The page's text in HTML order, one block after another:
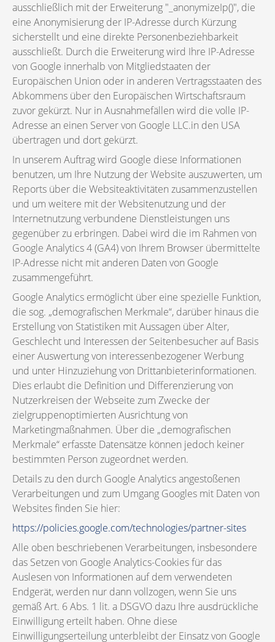
ausschließlich mit der Erweiterung "_anonymizeIp()", die
eine Anonymisierung der IP-Adresse durch Kürzung
sicherstellt und eine direkte Personenbeziehbarkeit
ausschließt. Durch die Erweiterung wird Ihre IP-Adresse
von Google innerhalb von Mitgliedstaaten der
Europäischen Union oder in anderen Vertragsstaaten des
Abkommens über den Europäischen Wirtschaftsraum
zuvor gekürzt. Nur in Ausnahmefällen wird die volle IP-
Adresse an einen Server von Google LLC.in den USA
übertragen und dort gekürzt.
In unserem Auftrag wird Google diese Informationen
benutzen, um Ihre Nutzung der Website auszuwerten, um
Reports über die Websiteaktivitäten zusammenzustellen
und um weitere mit der Websitenutzung und der
Internetnutzung verbundene Dienstleistungen uns
gegenüber zu erbringen. Dabei wird die im Rahmen von
Google Analytics 4 (GA4) von Ihrem Browser übermittelte
IP-Adresse nicht mit anderen Daten von Google
zusammengeführt.
Google Analytics ermöglicht über eine spezielle Funktion,
die sog. „demografischen Merkmale“, darüber hinaus die
Erstellung von Statistiken mit Aussagen über Alter,
Geschlecht und Interessen der Seitenbesucher auf Basis
einer Auswertung von interessenbezogener Werbung
und unter Hinzuziehung von Drittanbieterinformationen.
Dies erlaubt die Definition und Differenzierung von
Nutzerkreisen der Webseite zum Zwecke der
zielgruppenoptimierten Ausrichtung von
Marketingmaßnahmen. Über die „demografischen
Merkmale“ erfasste Datensätze können jedoch keiner
bestimmten Person zugeordnet werden.
Details zu den durch Google Analytics angestoßenen
Verarbeitungen und zum Umgang Googles mit Daten von
Websites finden Sie hier:
https://policies.google.com/technologies/partner-sites
Alle oben beschriebenen Verarbeitungen, insbesondere
das Setzen von Google Analytics-Cookies für das
Auslesen von Informationen auf dem verwendeten
Endgerät, werden nur dann vollzogen, wenn Sie uns
gemäß Art. 6 Abs. 1 lit. a DSGVO dazu Ihre ausdrückliche
Einwilligung erteilt haben. Ohne diese
Einwilligungserteilung unterbleibt der Einsatz von Google